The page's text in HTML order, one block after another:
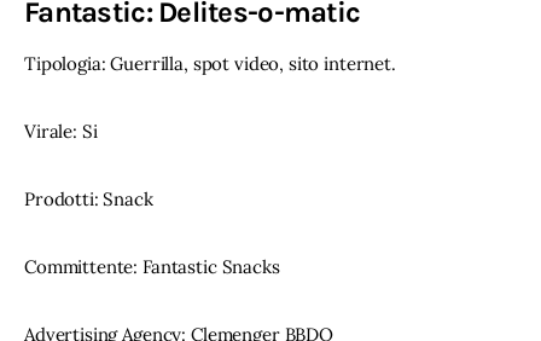
Fantastic: Delites-o-matic
Tipologia: Guerrilla, spot video, sito internet.
Virale: Si
Prodotti: Snack
Committente: Fantastic Snacks
Advertising Agency: Clemenger BBDO